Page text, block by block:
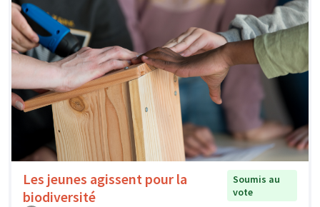
Les jeunes agissent pour la
biodiversité
Soumis au
vote